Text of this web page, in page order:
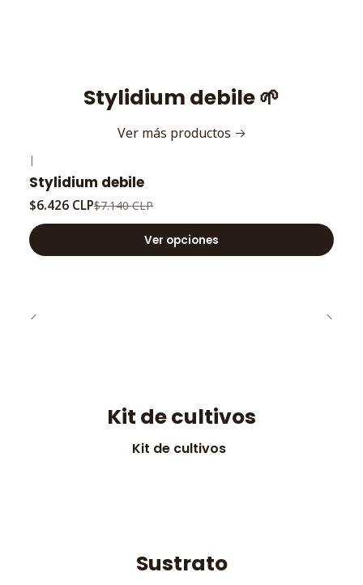
Stylidium debile 🌱
Ver más productos
-10% OFF
|
Stylidium debile
$6.426 CLP$7.140 CLP
Ver opciones
Kit de cultivos
Kit de cultivos
Sustrato